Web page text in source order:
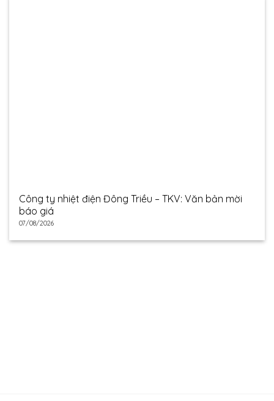
Công ty nhiệt điện Đông Triều – TKV: Văn bản mời
báo giá
07/08/2026